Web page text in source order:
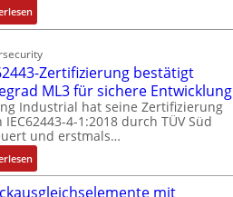
-
I
d
u
s
t
r
i
e
:
M
b
i
l
f
u
n
k
Zertifizierung bestätigt
ML3 für sichere Entwicklung
Industrial hat seine Zertifizierung
IEC62443-4-1:2018 durch TÜV Süd
und erstmals…
:
I
E
mit